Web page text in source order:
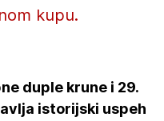
kupu.
duple krune i 29.
istorijski uspeh